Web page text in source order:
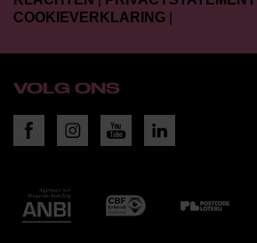
COOKIEVERKLARING
VOLG ONS